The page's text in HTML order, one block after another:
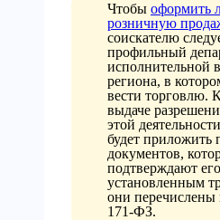
Чтобы оформить
розничную
соискателю
профильный
исполнительной
региона, в
вести торговлю.
выдаче
этой
будет приложить
документов,
подтверждают
установленным
они перечислены
171-ФЗ.